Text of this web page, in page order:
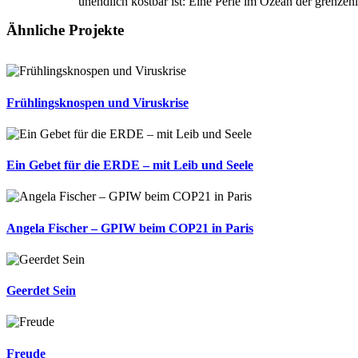
Ähnliche Projekte
Frühlingsknospen und Viruskrise
Ein Gebet für die ERDE – mit Leib und Seele
Angela Fischer – GPIW beim COP21 in Paris
Geerdet Sein
Freude